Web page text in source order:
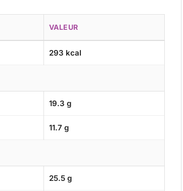
VALEUR
293 kcal
19.3 g
11.7 g
25.5 g